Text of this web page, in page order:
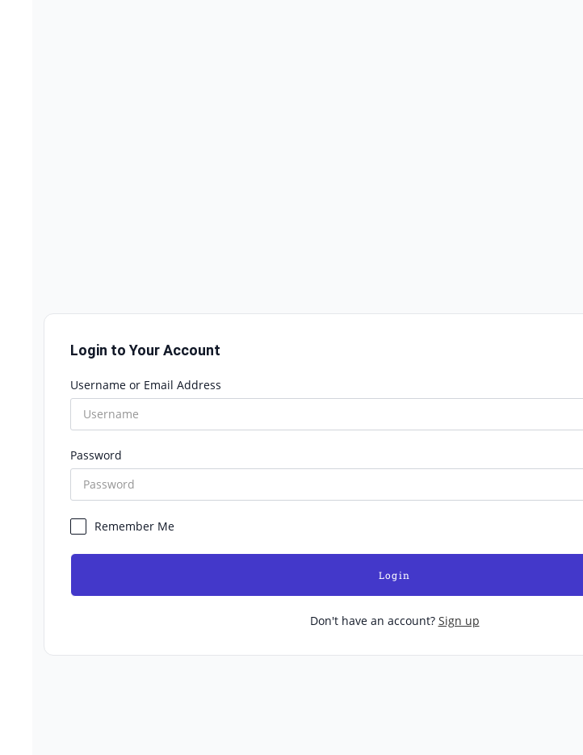
Login to Your Account
Username or Email Address
Password
Remember Me
Login
Don't have an account? Sign up